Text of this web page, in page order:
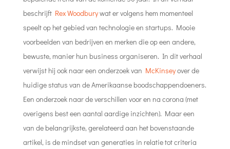
beschrijft Rex Woodburywat er volgens hem momenteel
speelt op het gebied van technologie en startups. Mooie
voorbeelden van bedrijven en merken die op een andere,
bewuste, manier hun business organiseren. In dit verhaal
verwijst hij ook naar een onderzoek van McKinseyover de
huidige status van de Amerikaanse boodschappendoeners.
Een onderzoek naar de verschillen voor en na corona (met
overigens best een aantal aardige inzichten). Maar een
van de belangrijkste, gerelateerd aan het bovenstaande
artikel, is de mindset van generaties in relatie tot criteria